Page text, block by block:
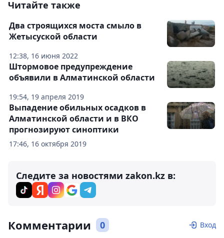
Читайте также
12:38, 16 июня 2022
Два строящихся моста смыло в
Жетысуской области
19:54, 19 апреля 2019
Штормовое предупреждение
объявили в Алматинской области
17:46, 16 октября 2019
Выпадение обильных осадков в
Алматинской области и в ВКО
прогнозируют синоптики
Следите за новостями zakon.kz в:
Комментарии 0 Вход